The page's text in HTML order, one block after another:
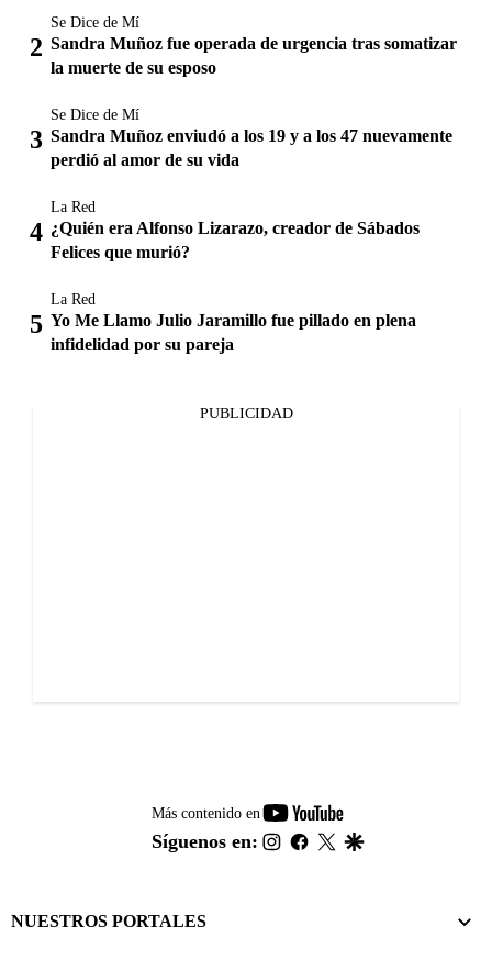
Se Dice de Mí
Sandra Muñoz fue operada de urgencia tras somatizar
la muerte de su esposo
Se Dice de Mí
Sandra Muñoz enviudó a los 19 y a los 47 nuevamente
perdió al amor de su vida
La Red
¿Quién era Alfonso Lizarazo, creador de Sábados
Felices que murió?
La Red
Yo Me Llamo Julio Jaramillo fue pillado en plena
infidelidad por su pareja
PUBLICIDAD
Más contenido en
youtube-
footer
Síguenos en: instagram
facebook
twitter
NUESTROS PORTALES